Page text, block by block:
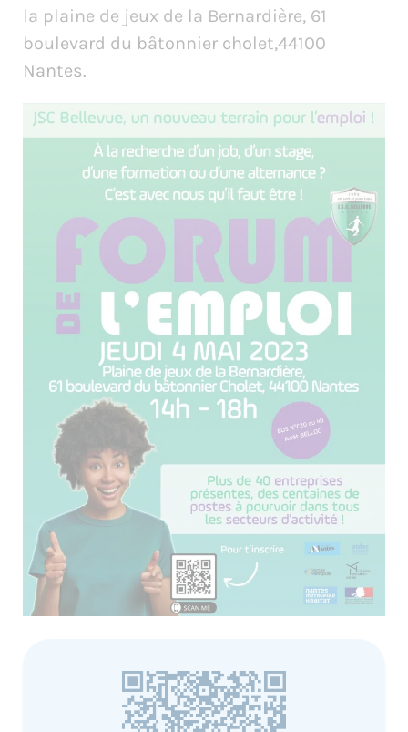
la plaine de jeux de la Bernardière, 61
boulevard du bâtonnier cholet,44100
Nantes.